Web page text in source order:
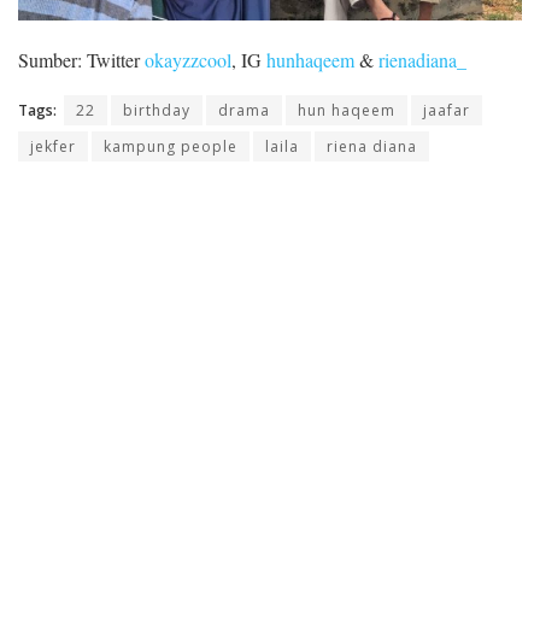
Sumber: Twitterokayzzcool, IGhunhaqeem&rienadiana_
Tags: 22 birthday drama hun haqeem
jaafar
jekfer
kampung people laila riena diana